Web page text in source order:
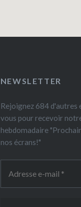
NEWSLETTER
Rejoignez 684 d'autres
vous pour recevoir
hebdomadaire
nos écrans!"